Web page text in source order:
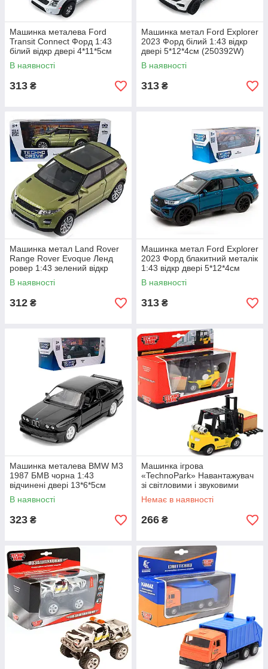
Машинка металева Ford
Transit Connect Форд 1:43
білий відкр двері 4*11*5см
(250386W)
В наявності
313 ₴
Машинка метал Ford Explorer
2023 Форд білий 1:43 відкр
двері 5*12*4см (250392W)
В наявності
313 ₴
Машинка метал Land Rover
Range Rover Evoque Ленд
ровер 1:43 зелений відкр
двері 5*11*4см (250388W)
В наявності
312 ₴
Машинка метал Ford Explorer
2023 Форд блакитний металік
1:43 відкр двері 5*12*4см
(250392W)
В наявності
313 ₴
Машинка металева BMW M3
1987 БМВ чорна 1:43
відчинені двері 13*6*5см
(250395U)
В наявності
323 ₴
Машинка ігрова
«TechnoPark» Навантажувач
зі світловими і звуковими
ефектами 14х8х5 см (СЕ11-
311)
Немає в наявності
266 ₴